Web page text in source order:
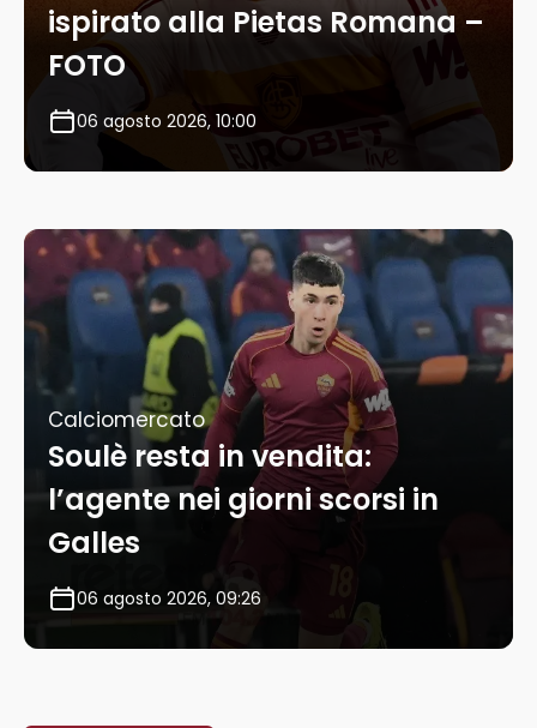
ispirato alla Pietas Romana –
FOTO
06 agosto 2026, 10:00
Calciomercato
Soulè resta in vendita:
l’agente nei giorni scorsi in
Galles
06 agosto 2026, 09:26